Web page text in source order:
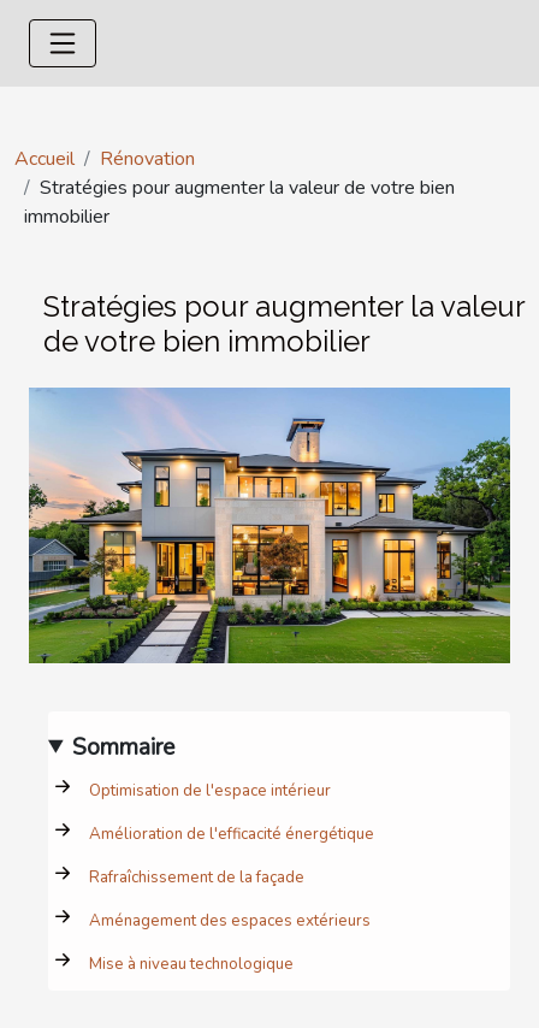
Accueil
Rénovation
Stratégies pour augmenter la valeur de votre bien
immobilier
Stratégies pour augmenter la valeur
de votre bien immobilier
Sommaire
Optimisation de l'espace intérieur
Amélioration de l'efficacité énergétique
Rafraîchissement de la façade
Aménagement des espaces extérieurs
Mise à niveau technologique